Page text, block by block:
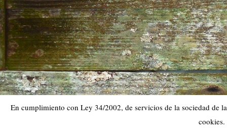
En cumplimiento con Ley 34/2002, de servicios de la sociedad de
cookies.